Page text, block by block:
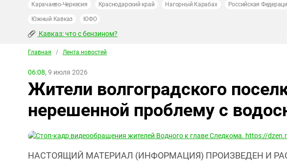
Карачаево-Черкесия Краснодарский край Нагорный Карабах Российская
Южный Кавказ ЮФО
Кавказ: что с бензином?
Главная / Лента новостей
06:08, 9 июля 2026
Жители волгоградского
нерешенной проблему с
НАСТОЯЩИЙ МАТЕРИАЛ (ИНФОРМАЦИЯ) ПРОИЗВЕДЕН И